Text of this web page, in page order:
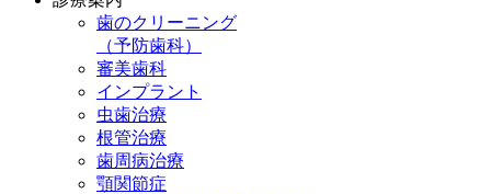
歯のクリーニング
（予防歯科）
審美歯科
インプラント
虫歯治療
根管治療
歯周病治療
顎関節症